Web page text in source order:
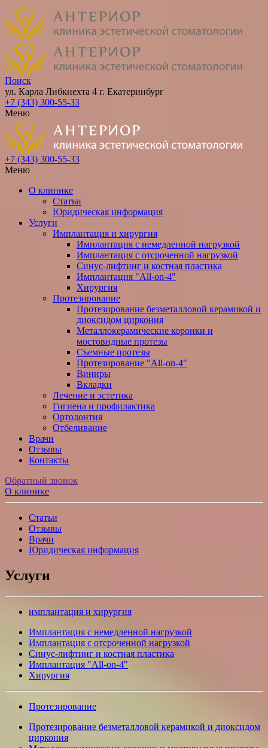
Поиск
ул. Карла Либкнехта 4 г. Екатеринбург
+7 (343) 300-55-33
Меню
+7 (343) 300-55-33
Меню
О клинике
Статьи
Юридическая информация
Услуги
Имплантация и хирургия
Имплантация с немедленной нагрузкой
Имплантация с отсроченной нагрузкой
Синус-лифтинг и костная пластика
Имплантация "All-on-4"
Хирургия
Протезирование
Протезирование безметалловой керамикой и
диоксидом циркония
Металлокерамические коронки и
мостовидные протезы
Съемные протезы
Протезирование "All-on-4"
Виниры
Вкладки
Лечение и эстетика
Гигиена и профилактика
Ортодонтия
Отбеливание
Врачи
Отзывы
Контакты
Обратный звонок
О клинике
Статьи
Отзывы
Врачи
Юридическая информация
Услуги
имплантация и хирургия
Имплантация с немедленной нагрузкой
Имплантация с отсроченной нагрузкой
Синус-лифтинг и костная пластика
Имплантация "All-on-4"
Хирургия
Протезирование
Протезирование безметалловой керамикой и диоксидом
циркония